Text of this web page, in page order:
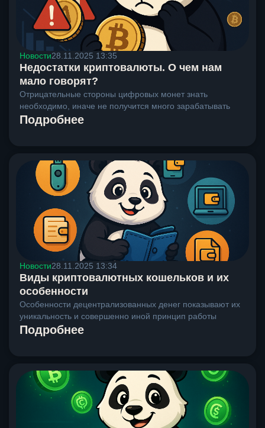
Новости28.11.2025 13:35
Недостатки криптовалюты. О чем нам
мало говорят?
Отрицательные стороны цифровых монет знать
необходимо, иначе не получится много зарабатывать
Подробнее
Новости28.11.2025 13:34
Виды криптовалютных кошельков и их
особенности
Особенности децентрализованных денег показывают их
уникальность и совершенно иной принцип работы
Подробнее